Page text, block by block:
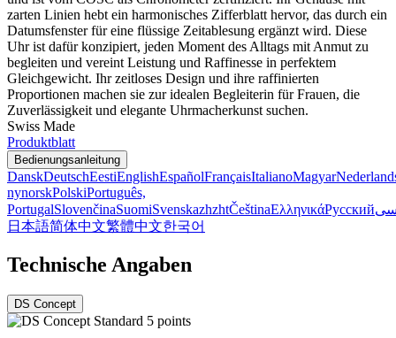
zarten Linien hebt ein harmonisches Zifferblatt hervor, das durch ein
Datumsfenster für eine flüssige Zeitablesung ergänzt wird. Diese
Uhr ist dafür konzipiert, jeden Moment des Alltags mit Anmut zu
begleiten und vereint Leistung und Raffinesse in perfektem
Gleichgewicht. Ihr zeitloses Design und ihre raffinierten
Proportionen machen sie zur idealen Begleiterin für Frauen, die
Zuverlässigkeit und elegante Uhrmacherkunst suchen.
Swiss Made
Produktblatt
Bedienungsanleitung
DanskDeutschEestiEnglishEspañolFrançaisItalianoMagyar
nynorskPolskiPortuguês,
PortugalSlovenčinaSuomiSvenskazhzhtČeštinaΕλληνικάРусский
日本語简体中文繁體中文한국어
Technische Angaben
DS Concept